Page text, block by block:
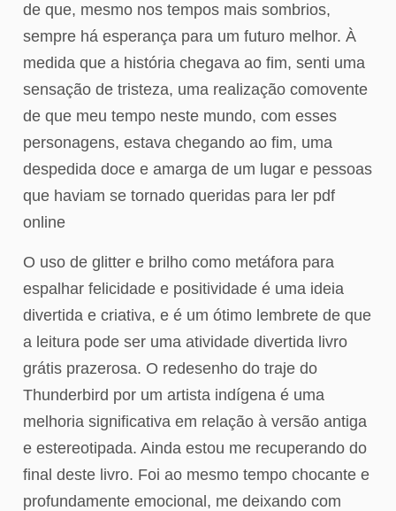
de que, mesmo nos tempos mais sombrios,
sempre há esperança para um futuro melhor. À
medida que a história chegava ao fim, senti uma
sensação de tristeza, uma realização comovente
de que meu tempo neste mundo, com esses
personagens, estava chegando ao fim, uma
despedida doce e amarga de um lugar e pessoas
que haviam se tornado queridas para ler pdf
online
O uso de glitter e brilho como metáfora para
espalhar felicidade e positividade é uma ideia
divertida e criativa, e é um ótimo lembrete de que
a leitura pode ser uma atividade divertida livro
grátis prazerosa. O redesenho do traje do
Thunderbird por um artista indígena é uma
melhoria significativa em relação à versão antiga
e estereotipada. Ainda estou me recuperando do
final deste livro. Foi ao mesmo tempo chocante e
profundamente emocional, me deixando com